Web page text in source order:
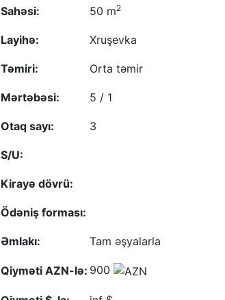
Sahəsi: 50 m2
Layihə: Xruşevka
Təmiri: Orta təmir
Mərtəbəsi: 5 / 1
Otaq sayı: 3
S/U:
Kirayə dövrü:
Ödəniş forması:
Əmlakı: Tam əşyalarla
Qiyməti AZN-lə: 900